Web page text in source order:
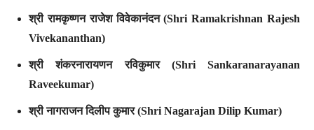
श्री रामकृष्णन राजेश विवेकानंदन (Shri Ramakrishnan Rajesh
Vivekananthan)
श्री शंकरनारायणन रविकुमार (Shri Sankaranarayanan
Raveekumar)
श्री नागराजन दिलीप कुमार (Shri Nagarajan Dilip Kumar)